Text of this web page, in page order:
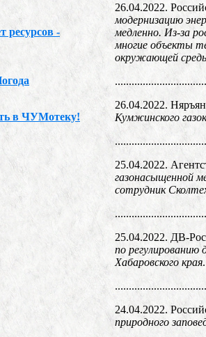
26.04.2022.
модернизацию
медленно. Из-за
многие объекты
окружающей
26.04.2022.
Кумжинского
25.04.2022.
газонасыщенной
сотрудник
25.04.2022. ДВ-
по регулированию
Хабаровского края.
24.04.2022.
природного